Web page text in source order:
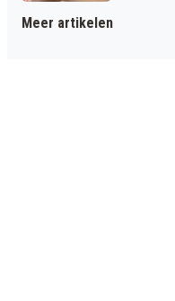
Meer artikelen